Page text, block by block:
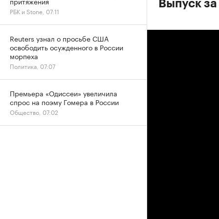
Выпуск
РБК и Stone, 07:11
Reuters узнал о просьбе США
освободить осужденного в России
морпеха
Политика, 07:07
Премьера «Одиссеи» увеличила
спрос на поэму Гомера в России
Общество, 07:02